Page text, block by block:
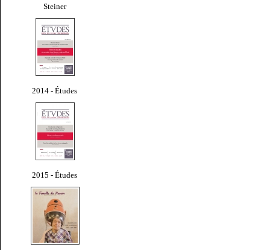
Steiner
2014 - Études
2015 - Études